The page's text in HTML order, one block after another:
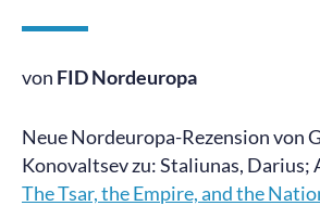
von FID Nordeuropa
Neue Nordeuropa-Rezension von
Konovaltsev zu: Staliunas, Darius;
The Tsar, the Empire, and the